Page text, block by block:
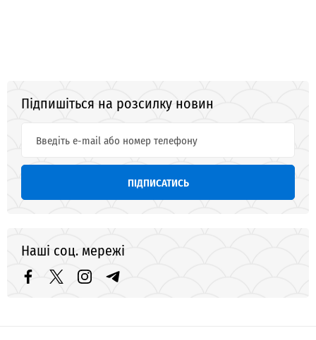
Підпишіться на розсилку новин
ПІДПИСАТИСЬ
Наші соц. мережі